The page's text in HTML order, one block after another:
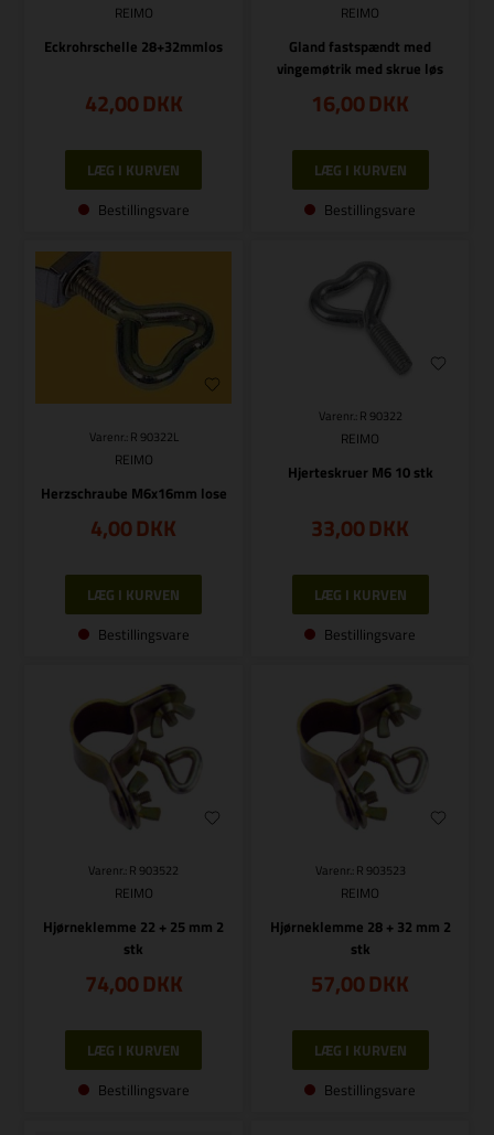
REIMO
Eckrohrschelle 28+32mmlos
42,00DKK
Bestillingsvare
REIMO
Gland fastspændt med
vingemøtrik med skrue løs
16,00DKK
Bestillingsvare
Varenr.: R 90322L
REIMO
Herzschraube M6x16mm lose
4,00DKK
Bestillingsvare
Varenr.: R 90322
REIMO
Hjerteskruer M6 10 stk
33,00DKK
Bestillingsvare
Varenr.: R 903522
REIMO
Hjørneklemme 22 + 25 mm 2
stk
74,00DKK
Bestillingsvare
Varenr.: R 903523
REIMO
Hjørneklemme 28 + 32 mm 2
stk
57,00DKK
Bestillingsvare